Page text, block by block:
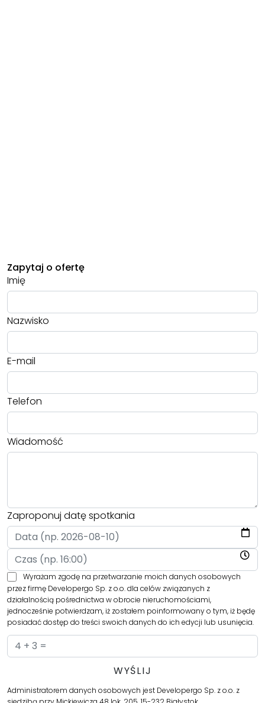
Zapytaj o ofertę
Imię
Nazwisko
E-mail
Telefon
Wiadomość
Zaproponuj datę spotkania
Wyrażam zgodę na przetwarzanie moich danych osobowych
przez firmę Developergo Sp. z o.o. dla celów związanych z
działalnością pośrednictwa w obrocie nieruchomościami,
jednocześnie potwierdzam, iż zostałem poinformowany o tym, iż będę
posiadać dostęp do treści swoich danych do ich edycji lub usunięcia.
Administratorem danych osobowych jest Developergo Sp. z o.o. z